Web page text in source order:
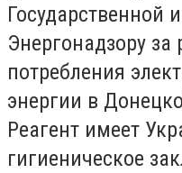
Государственной
Энергонадзору
потребления
энергии в
Реагент имеет
гигиеническое